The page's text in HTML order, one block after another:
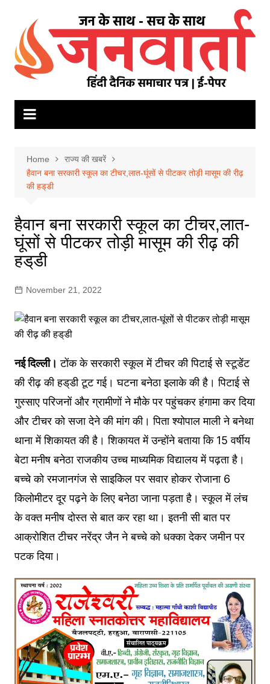
content
Home
राज्य की खबरें
हैवान बना सरकारी स्कूल का टीचर,लात-घूंसों से पीटकर तोड़ी मासूम की रीढ़
की हड्‌डी
हैवान बना सरकारी स्कूल का टीचर,लात-
घूंसों से पीटकर तोड़ी मासूम की रीढ़ की
हड्‌डी
November 21, 2022
नई दिल्ली। टोंक के सरकारी स्कूल में टीचर की पिटाई से स्टूडेंट
की रीढ़ की हड्‌डी टूट गई। घटना बनेठा इलाके की है। पिटाई से
गुस्साए परिजनों और ग्रामीणों ने मौके पर पहुंचकर हंगामा कर दिया
और टीचर को सजा देने की मांग की। पिता श्योपाल माली ने बनेथा
थाना में शिकायत की है। शिकायत में उन्होंने बताया कि 15 वर्षीय
बेटा मनीष बनेठा राजकीय उच्च माध्यमिक विद्यालय में पढ़ता है।
बच्चे को रमजानगंज से साइकिल पर सवार होकर रोजाना 6
किलोमीटर दूर पढ़ने के लिए बनेठा जाना पड़ता है। स्कूल में लंच
के वक्त मनीष दोस्त से बात कर रहा था। इतनी सी बात पर
आक्रोशित टीचर नरेंद्र जैन ने बच्चे को धक्का देकर जमीन पर
पटक दिया।